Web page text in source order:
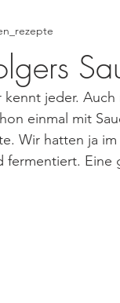
Vegetarisch
Frühstück
Internationale
kennt jeder.
einmal mit
Wir hatten ja
fermentiert. Eine